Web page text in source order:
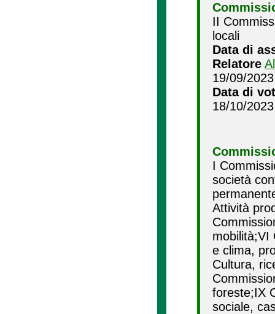
II
locali
Data di
Relatore
19/09/2023
Data di
18/10/2023
I
società
Attività
mobilità;VI
e clima,
Cultura,
foreste;IX
sociale,